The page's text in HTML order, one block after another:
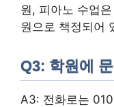
원, 피아노 수업
원으로 책정되어
Q3: 학원에
A3: 전화로는